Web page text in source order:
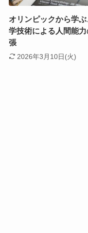
オリンピックから学
学技術による人間能
張
2026年3月10日(火)